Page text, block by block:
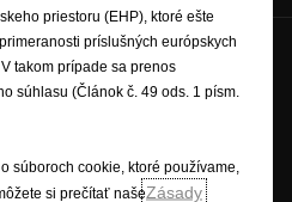
2026
Ochrana osobných údajov
priestoru (EHP), ktoré ešte
príslušných európskych
takom prípade sa prenos
súhlasu (Článok č. 49 ods. 1 písm.
súboroch cookie, ktoré používame,
si prečítať našeZásady